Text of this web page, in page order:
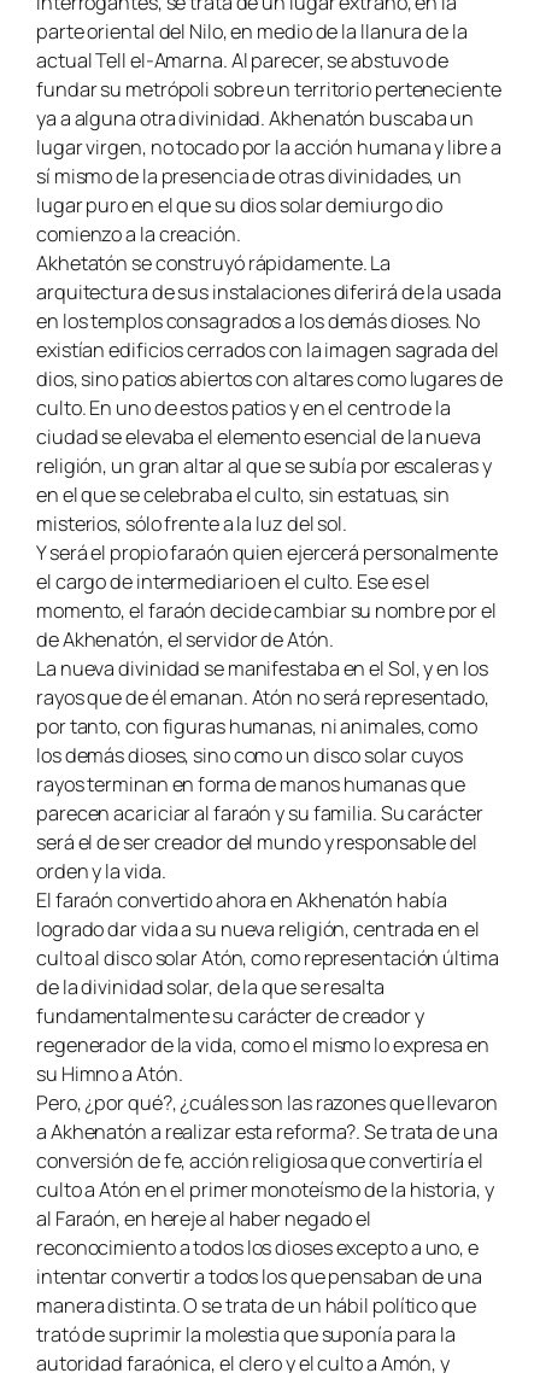
parte oriental del Nilo, en medio de la llanura de la
actual Tell el-Amarna. Al parecer, se abstuvo de
fundar su metrópoli sobre un territorio perteneciente
ya a alguna otra divinidad. Akhenatón buscaba un
lugar virgen, no tocado por la acción humana y libre a
sí mismo de la presencia de otras divinidades, un
lugar puro en el que su dios solar demiurgo dio
comienzo a la creación.
Akhetatón se construyó rápidamente. La
arquitectura de sus instalaciones diferirá de la usada
en los templos consagrados a los demás dioses. No
existían edificios cerrados con la imagen sagrada del
dios, sino patios abiertos con altares como lugares de
culto. En uno de estos patios y en el centro de la
ciudad se elevaba el elemento esencial de la nueva
religión, un gran altar al que se subía por escaleras y
en el que se celebraba el culto, sin estatuas, sin
misterios, sólo frente a la luz del sol.
Y será el propio faraón quien ejercerá personalmente
el cargo de intermediario en el culto. Ese es el
momento, el faraón decide cambiar su nombre por el
de Akhenatón, el servidor de Atón.
La nueva divinidad se manifestaba en el Sol, y en los
rayos que de él emanan. Atón no será representado,
por tanto, con figuras humanas, ni animales, como
los demás dioses, sino como un disco solar cuyos
rayos terminan en forma de manos humanas que
parecen acariciar al faraón y su familia. Su carácter
será el de ser creador del mundo y responsable del
orden y la vida.
El faraón convertido ahora en Akhenatón había
logrado dar vida a su nueva religión, centrada en el
culto al disco solar Atón, como representación última
de la divinidad solar, de la que se resalta
fundamentalmente su carácter de creador y
regenerador de la vida, como el mismo lo expresa en
su Himno a Atón.
Pero, ¿por qué?, ¿cuáles son las razones que llevaron
a Akhenatón a realizar esta reforma?. Se trata de una
conversión de fe, acción religiosa que convertiría el
culto a Atón en el primer monoteísmo de la historia, y
al Faraón, en hereje al haber negado el
reconocimiento a todos los dioses excepto a uno, e
intentar convertir a todos los que pensaban de una
manera distinta. O se trata de un hábil político que
trató de suprimir la molestia que suponía para la
autoridad faraónica, el clero y el culto a Amón, y